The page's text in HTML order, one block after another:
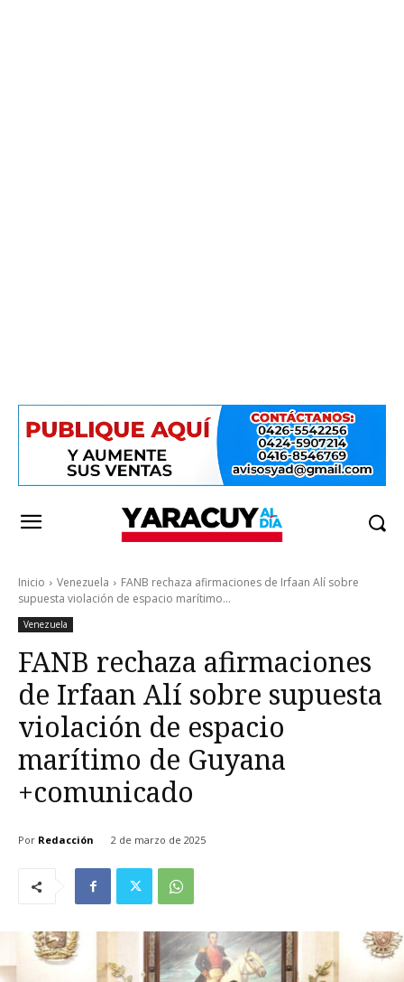
Inicio Venezuela
FANB rechaza afirmaciones de Irfaan Alí sobre
supuesta violación de espacio marítimo...
Venezuela
FANB rechaza afirmaciones
de Irfaan Alí sobre supuesta
violación de espacio
marítimo de Guyana
+comunicado
Por Redacción 2 de marzo de 2025